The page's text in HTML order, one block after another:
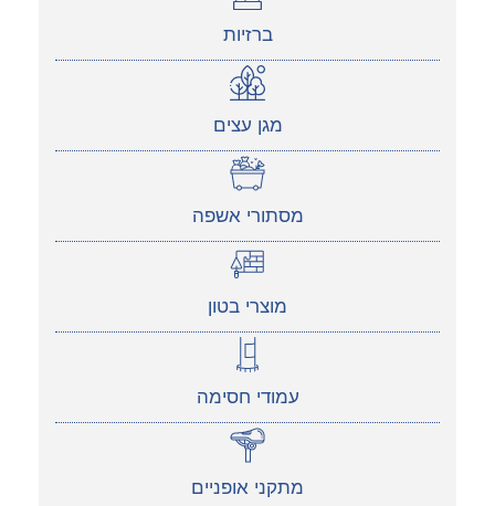
ברזיות
מגן עצים
מסתורי אשפה
מוצרי בטון
עמודי חסימה
מתקני אופניים